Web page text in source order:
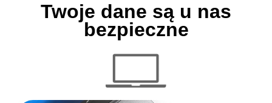
Twoje dane są u nas
bezpieczne